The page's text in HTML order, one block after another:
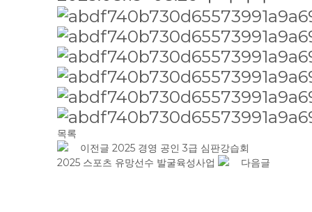
목록
이전글 2025 경영 공인 3급 심판강습회
2025 스포츠 유망선수 발굴육성사업
다음글